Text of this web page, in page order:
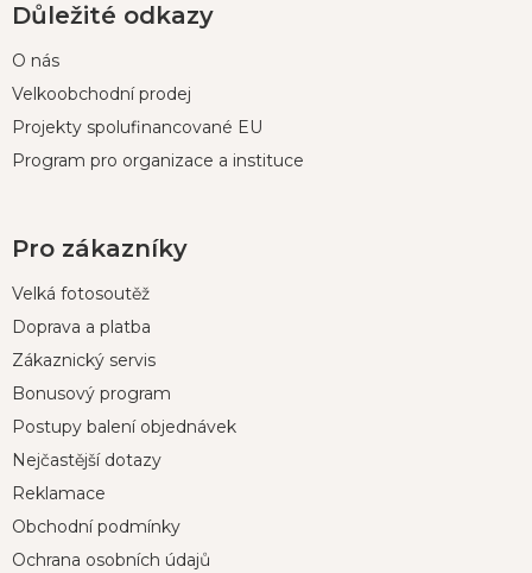
Důležité odkazy
O nás
Velkoobchodní prodej
Projekty spolufinancované EU
Program pro organizace a instituce
Pro zákazníky
Velká fotosoutěž
Doprava a platba
Zákaznický servis
Bonusový program
Postupy balení objednávek
Nejčastější dotazy
Reklamace
Obchodní podmínky
Ochrana osobních údajů